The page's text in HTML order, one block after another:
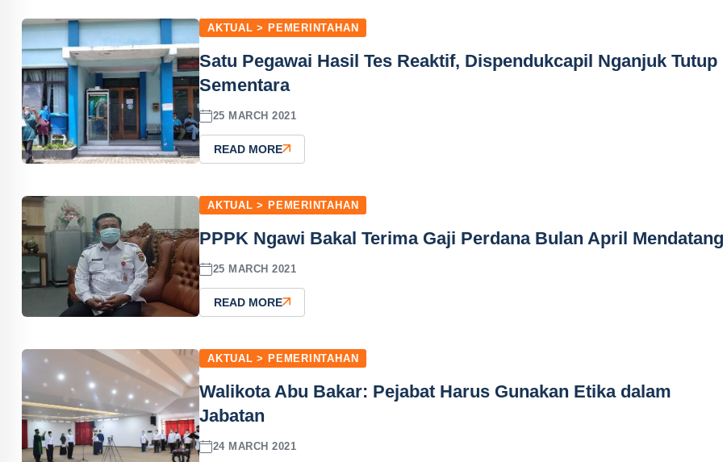
AKTUAL > PEMERINTAHAN
Satu Pegawai Hasil Tes Reaktif, Dispendukcapil Nganjuk Tutup
Sementara
25 MARCH 2021
READ MORE
AKTUAL > PEMERINTAHAN
PPPK Ngawi Bakal Terima Gaji Perdana Bulan April Mendatang
25 MARCH 2021
READ MORE
AKTUAL > PEMERINTAHAN
Walikota Abu Bakar: Pejabat Harus Gunakan Etika dalam
Jabatan
24 MARCH 2021